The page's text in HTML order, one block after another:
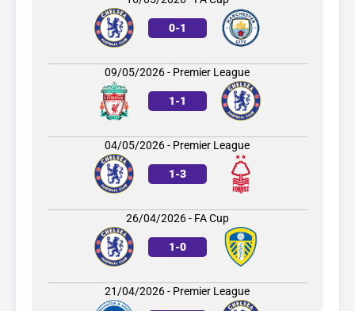
0-1
09/05/2026 - Premier League
1-1
04/05/2026 - Premier League
1-3
26/04/2026 - FA Cup
1-0
21/04/2026 - Premier League